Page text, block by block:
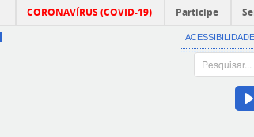
CORONAVÍRUS (COVID-19) Participe
ACESSIBILIDADE